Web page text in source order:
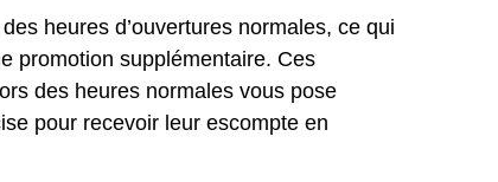
heures d’ouvertures normales, ce qui
promotion supplémentaire. Ces
des heures normales vous pose
pour recevoir leur escompte en